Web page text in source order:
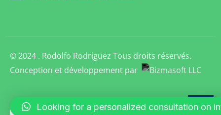
© 2024 . Rodolfo Rodriguez Tous droits réservés.
Conception et développement par
Looking for a personalized consultation on